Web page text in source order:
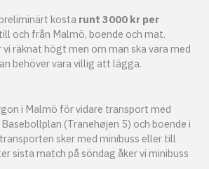
kosta runt 3000 kr per
och från Malmö, boende och mat.
räknat högt men om man ska vara med
behöver vara villig att lägga.
i Malmö för vidare transport med
(Tranehøjen 5) och boende i
sker med minibuss eller till
sista match på söndag åker vi minibuss